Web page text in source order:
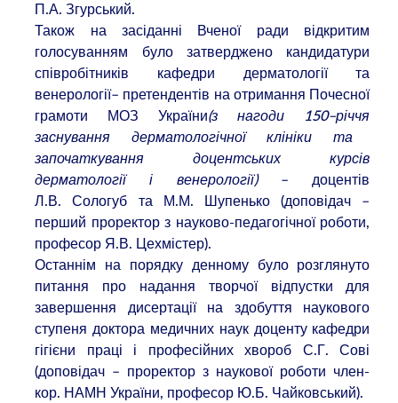
П.А. Згурський.
Також на засіданні Вченої ради відкритим
голосуванням було затверджено кандидатури
співробітників кафедри дерматології та
венерології– претендентів на отримання Почесної
грамоти МОЗ України(з нагоди 150–річчя
заснування дерматологічної клініки та
започаткування доцентських курсів
дерматології і венерології)–доцентів
Л.В. Сологуб та М.М. Шупенько (доповідач –
перший проректор з науково-педагогічної роботи,
професор Я.В. Цехмістер).
Останнім на порядку денному було розглянуто
питання про надання творчої відпустки для
завершення дисертації на здобуття наукового
ступеня доктора медичних наук доценту кафедри
гігієни праці і професійних хвороб С.Г. Сові
(доповідач – проректор з наукової роботи член-
кор. НАМН України, професор Ю.Б. Чайковський).